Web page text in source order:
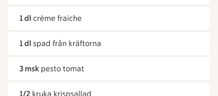
1 dl crème fraiche
1 dl spad från kräftorna
3 msk pesto tomat
1/2 kruka krispsallad